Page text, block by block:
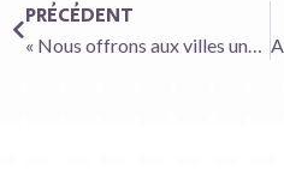
PRÉCÉDENT
« Nous offrons aux villes une solution clé en main avec des enseignes diversifiées » explique Wilhelm Hubner, le patron d’HPB